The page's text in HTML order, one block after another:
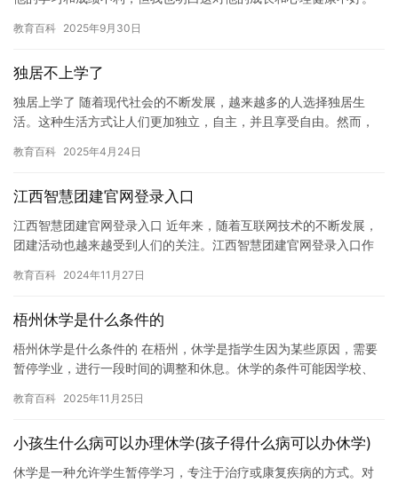
现在，…
教育百科 2025年9月30日
独居不上学了
独居上学了 随着现代社会的不断发展，越来越多的人选择独居生
活。这种生活方式让人们更加独立，自主，并且享受自由。然而，
人或朋…
教育百科 2025年4月24日
江西智慧团建官网登录入口
江西智慧团建官网登录入口 近年来，随着互联网技术的不断发展，
团建活动也越来越受到人们的关注。江西智慧团建官网登录入口作
让人…
教育百科 2024年11月27日
梧州休学是什么条件的
梧州休学是什么条件的 在梧州，休学是指学生因为某些原因，需要
暂停学业，进行一段时间的调整和休息。休学的条件可能因学校、
件： …
教育百科 2025年11月25日
小孩生什么病可以办理休学(孩子得什么病可以办休学)
休学是一种允许学生暂停学习，专注于治疗或康复疾病的方式。对